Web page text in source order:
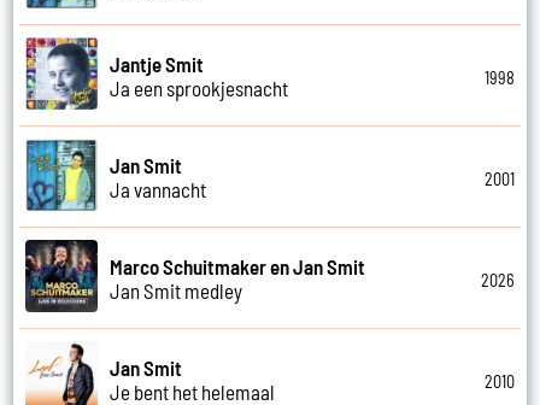
Jantje Smit
Ja een sprookjesnacht
1998
Jan Smit
Ja vannacht
2001
Marco Schuitmaker en Jan Smit
Jan Smit medley
2026
Jan Smit
Je bent het helemaal
2010